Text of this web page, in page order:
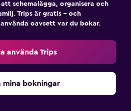
schemalägga, organisera och
Trips är gratis – och
oavsett var du bokar.
använda Trips
mina bokningar